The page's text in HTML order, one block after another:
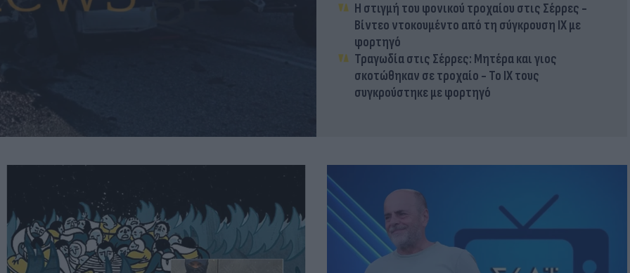
Η στιγμή του φονικού τροχαίου στις Σέρρες -
Βίντεο ντοκουμέντο από τη σύγκρουση ΙΧ με
φορτηγό
Τραγωδία στις Σέρρες: Μητέρα και γιος
σκοτώθηκαν σε τροχαίο - Το ΙΧ τους
συγκρούστηκε με φορτηγό